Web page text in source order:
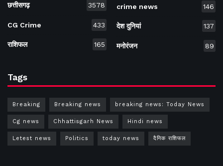
छत्तीसगढ़ 3578
CG Crime 433
राशिफल 165
crime news 146
देश दुनियां 137
मनोरंजन 89
Tags
Breaking Breaking news breaking news: Today News
Cg news Chhattisgarh News Hindi news
Letest news Politics today news दैनिक राशिफल